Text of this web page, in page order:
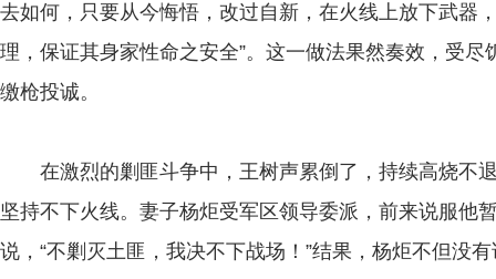
去如何，只要从今悔悟，改过自新，在火线上放下武器
理，保证其身家性命之安全”。这一做法果然奏效，受
缴枪投诚。
在激烈的剿匪斗争中，王树声累倒了，持续高烧不
坚持不下火线。妻子杨炬受军区领导委派，前来说服他
说，“不剿灭土匪，我决不下战场！”结果，杨炬不但没